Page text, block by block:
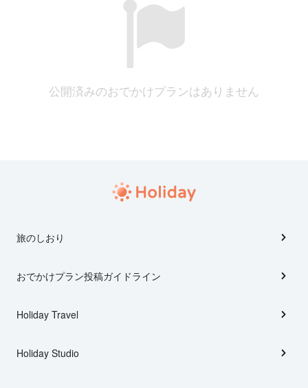
公開済みのおでかけプランはありません
旅のしおり
おでかけプラン投稿ガイドライン
Holiday Travel
Holiday Studio